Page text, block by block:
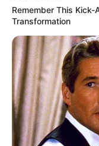
Remember This Kick-
Transformation